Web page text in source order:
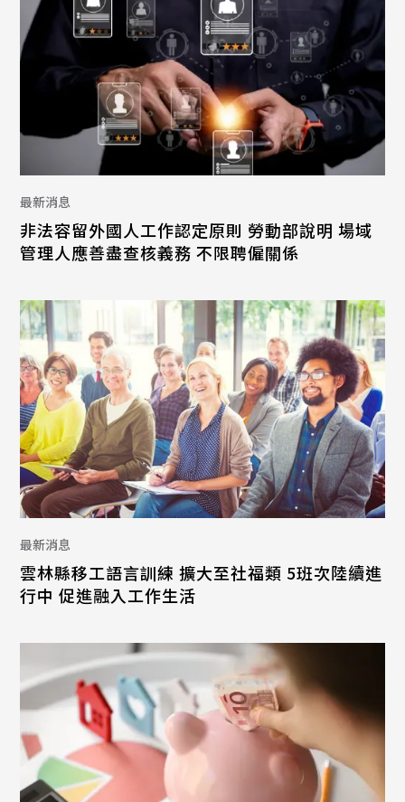
最新消息
非法容留外國人工作認定原則 勞動部說明 場域
管理人應善盡查核義務 不限聘僱關係
最新消息
雲林縣移工語言訓練 擴大至社福類 5班次陸續進
行中 促進融入工作生活